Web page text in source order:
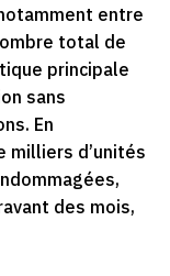
entre
total de
principale
sans
En
milliers d’unités
des mois,